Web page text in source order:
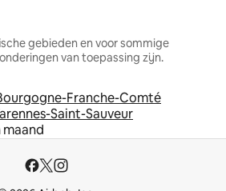
gebieden en voor sommige
van toepassing zijn.
Franche-Comté
Saint-Sauveur
maand